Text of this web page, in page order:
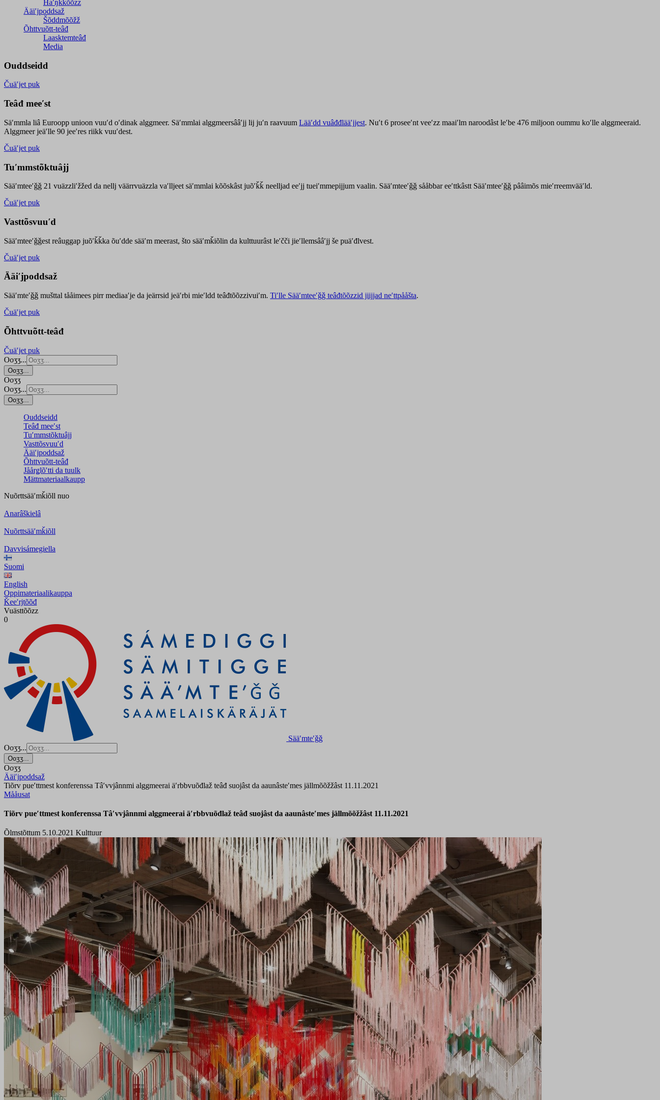
Haʹŋǩǩõõzz
Ääiʹjpoddsaž
Šõddmõõžž
Õhttvuõtt-teâđ
Laasktemteâđ
Media
Ouddseidd
Čuäʹjet puk
Teâđ meeʹst
Säʹmmla liâ Euroopp unioon vuuʹd oʹdinak alggmeer. Säʹmmlai alggmeersââʹjj lij juʹn raavuum Lääʹdd vuâđđlääʹjjest. Nuʹt 6 proseeʹnt veeʹzz maaiʹlm naroodâst leʹbe 476 miljoon oummu koʹlle alggmeeraid.
Alggmeer jeäʹlle 90 jeeʹres riikk vuuʹdest.
Čuäʹjet puk
Tuʹmmstõktuâjj
Sääʹmteeʹǧǧ 21 vuäzzliʹžžed da nellj väärrvuäzzla vaʹlljeet säʹmmlai kõõskâst juõʹǩǩ neelljad eeʹjj tueiʹmmepijjum vaalin. Sääʹmteeʹǧǧ sååbbar eeʹttkâstt Sääʹmteeʹǧǧ pââimõs mieʹrreemvääʹld.
Čuäʹjet puk
Vasttõsvuuʹd
Sääʹmteeʹǧǧest reâuggap juõʹǩǩka õuʹdde sääʹm meerast, što sääʹmǩiõlin da kulttuurâst leʹčči jieʹllemsââʹjj še puäʹđlvest.
Čuäʹjet puk
Ääiʹjpoddsaž
Sääʹmteʹǧǧ mušttal tååimees pirr mediaaʹje da jeärrsid jeäʹrbi mieʹldd teâđtõõzzivuiʹm. Tiʹlle Sääʹmteeʹǧǧ teâđtõõzzid jiijjad neʹttpååšta.
Čuäʹjet puk
Õhttvuõtt-teâđ
Čuäʹjet puk
Ooʒʒ...
Ooʒʒ...
Ooʒʒ
Ooʒʒ...
Ooʒʒ...
Ouddseidd
Teâđ meeʹst
Tuʹmmstõktuâjj
Vasttõsvuuʹd
Ääiʹjpoddsaž
Õhttvuõtt-teâđ
Jåårǥlõʹtti da tuulk
Mättmateriaalkaupp
Nuõrttsääʹmǩiõll nuo
Anarâškielâ
Nuõrttsääʹmǩiõll
Davvisámegiella
Suomi
English
Oppimateriaalikauppa
Ǩeeʹrjtõõđ
Vuästtõõzz
0
Sääʹmteʹǧǧ
Ooʒʒ...
Ooʒʒ...
Ooʒʒ
Ääiʹjpoddsaž
Tiõrv pueʹttmest konferenssa Tâʹvvjânnmi alggmeerai äʹrbbvuõđlaž teâđ suojâst da aaunâsteʹmes jällmõõžžâst 11.11.2021
Mååusat
Tiõrv pueʹttmest konferenssa Tâʹvvjânnmi alggmeerai äʹrbbvuõđlaž teâđ suojâst da aaunâsteʹmes jällmõõžžâst 11.11.2021
Õlmstõttum 5.10.2021 Kulttuur